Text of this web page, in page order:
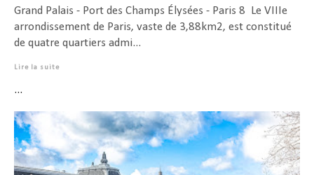
Grand Palais - Port des Champs Élysées - Paris 8 Le VIIIe
arrondissement de Paris, vaste de 3,88km2, est constitué
de quatre quartiers admi...
Lire la suite
...